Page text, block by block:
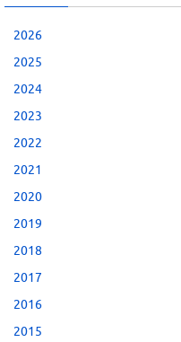
2026
2025
2024
2023
2022
2021
2020
2019
2018
2017
2016
2015